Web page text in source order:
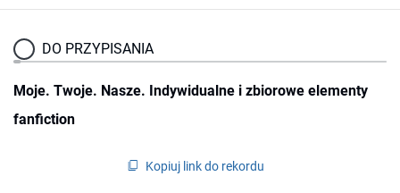
DO PRZYPISANIA
Moje. Twoje. Nasze. Indywidualne i zbiorowe elementy
fanfiction
Kopiuj link do rekordu